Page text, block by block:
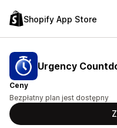
Shopify App Store
Urgency
Ceny
Bezpłatny plan jest dostępny